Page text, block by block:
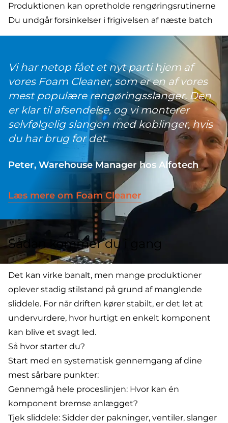
Produktionen kan opretholde rengøringsrutinerne
Du undgår forsinkelser i frigivelsen af næste batch
Vi har netop fået et nyt parti hjem af
vores Foam Cleaner, som er en af vores
mest populære rengøringsslanger. Den
er klar til afsendelse, og vi monterer
selvfølgelig slangen med koblinger, hvis
du har brug for det.
Peter, Warehouse Manager hos Alfotech
Læs mere om Foam Cleaner
Sådan kommer du i gang
Det kan virke banalt, men mange produktioner
oplever stadig stilstand på grund af manglende
sliddele. For når driften kører stabilt, er det let at
undervurdere, hvor hurtigt en enkelt komponent
kan blive et svagt led.
Så hvor starter du?
Start med en systematisk gennemgang af dine
mest sårbare punkter:
Gennemgå hele proceslinjen: Hvor kan én
komponent bremse anlægget?
Tjek sliddele: Sidder der pakninger, ventiler, slanger